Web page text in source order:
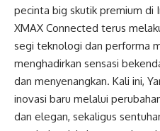
pecinta big skutik premium di
XMAX Connected terus
segi teknologi dan performa
menghadirkan sensasi
dan menyenangkan. Kali ini,
inovasi baru melalui
dan elegan, sekaligus